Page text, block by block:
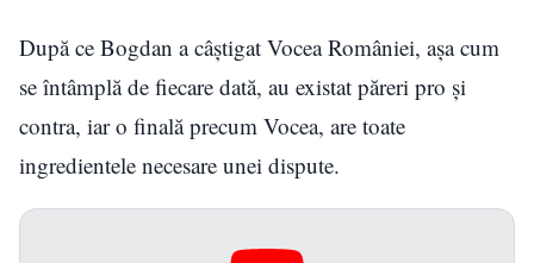
După ce Bogdan a câștigat Vocea României, așa cum
se întâmplă de fiecare dată, au existat păreri pro și
contra, iar o finală precum Vocea, are toate
ingredientele necesare unei dispute.